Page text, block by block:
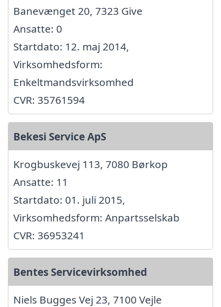
Banevænget 20, 7323 Give
Ansatte: 0
Startdato: 12. maj 2014,
Virksomhedsform:
Enkeltmandsvirksomhed
CVR: 35761594
Bekesi Service ApS
Krogbuskevej 113, 7080 Børkop
Ansatte: 11
Startdato: 01. juli 2015,
Virksomhedsform: Anpartsselskab
CVR: 36953241
Bentes Servicevirksomhed
Niels Bugges Vej 23, 7100 Vejle